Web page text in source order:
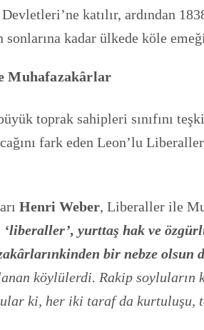
katılır, ardından
sonlarına kadar ülkede köle
Muhafazakârlar
büyük toprak sahipleri sınıfını
fark eden Leon’lu
Henri Weber, Liberaller ile
‘liberaller’, yurttaş hak ve
bir nebze olsun
köylülerdi. Rakip
ki, her iki taraf da kurtuluşu,